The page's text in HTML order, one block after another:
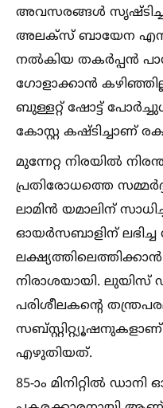
അവസരങ്ങള്‍
അലക്സ് ബായേന
നല്‍കിയ തകർപ്പൻ
ഗോളാക്കാൻ
ബുള്ളറ്റ് ഷോട്ട്
കോസ്റ്റ കഷ്ടിച്ചാണ്
മുന്നേറ്റ നിരയില്‍
പ്രതിരോധത്തെ
ലാമിൻ യമാലിന്
ഓയർസബാളിന്
നിരാശയായി. ലുയിസ്
പരിശീലകന്റെ
സബ്സ്റ്റിറ്റ്യൂഷനുകളാണ്
എഴുതിയത്.
85-ാം മിനിറ്റില്‍